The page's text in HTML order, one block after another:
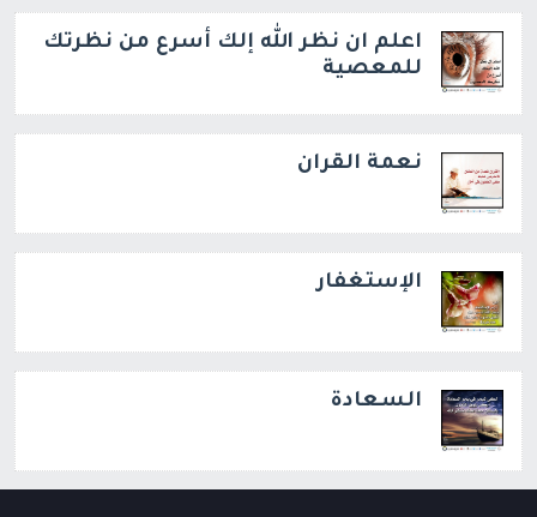
اعلم ان نظر الله إلك أسرع من نظرتك
للمعصية
نعمة القران
الإستغفار
السعادة